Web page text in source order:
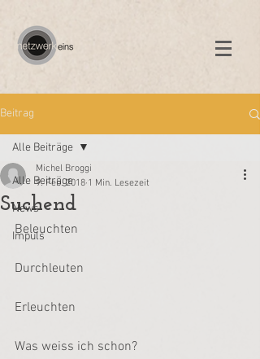
Beitrag
Alle Beiträge
News
Impuls
Alle Beiträge
Suchend
Michel Broggi
9. Feb. 2018 1 Min. Lesezeit
Beleuchten
Durchleuten
Erleuchten
Was weiss ich schon?